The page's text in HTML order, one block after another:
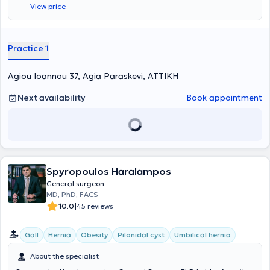
View price
Practice 1
Agiou Ioannou 37, Agia Paraskevi, ΑΤΤΙΚΗ
Next availability
Book appointment
Spyropoulos Haralampos
General surgeon
MD, PhD, FACS
10.0|45 reviews
Gall Hernia Obesity Pilonidal cyst Umbilical hernia
About the specialist